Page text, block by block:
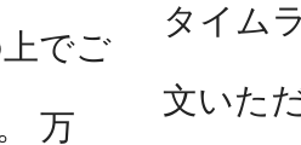
でご
万
タイム
文いた